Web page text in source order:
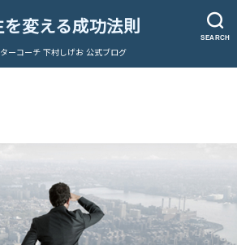
SEARCH
を変える成功法則
ターコーチ 下村しげお 公式ブログ